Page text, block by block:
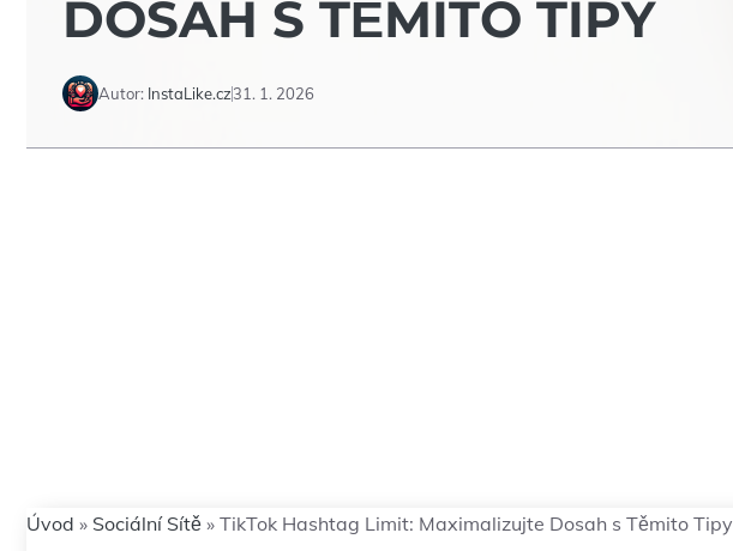
DOSAH S TĚMITO TIPY
Autor: InstaLike.cz31. 1. 2026
Úvod » Sociální Sítě » TikTok Hashtag Limit: Maximalizujte Dosah s Těmito Tipy